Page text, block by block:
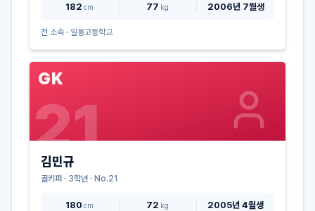
182 cm 77 kg 2006년 7월생
전 소속 · 일동고등학교
GK
21
김민규
골키퍼 · 3학년 · No.21
180 cm 72 kg 2005년 4월생